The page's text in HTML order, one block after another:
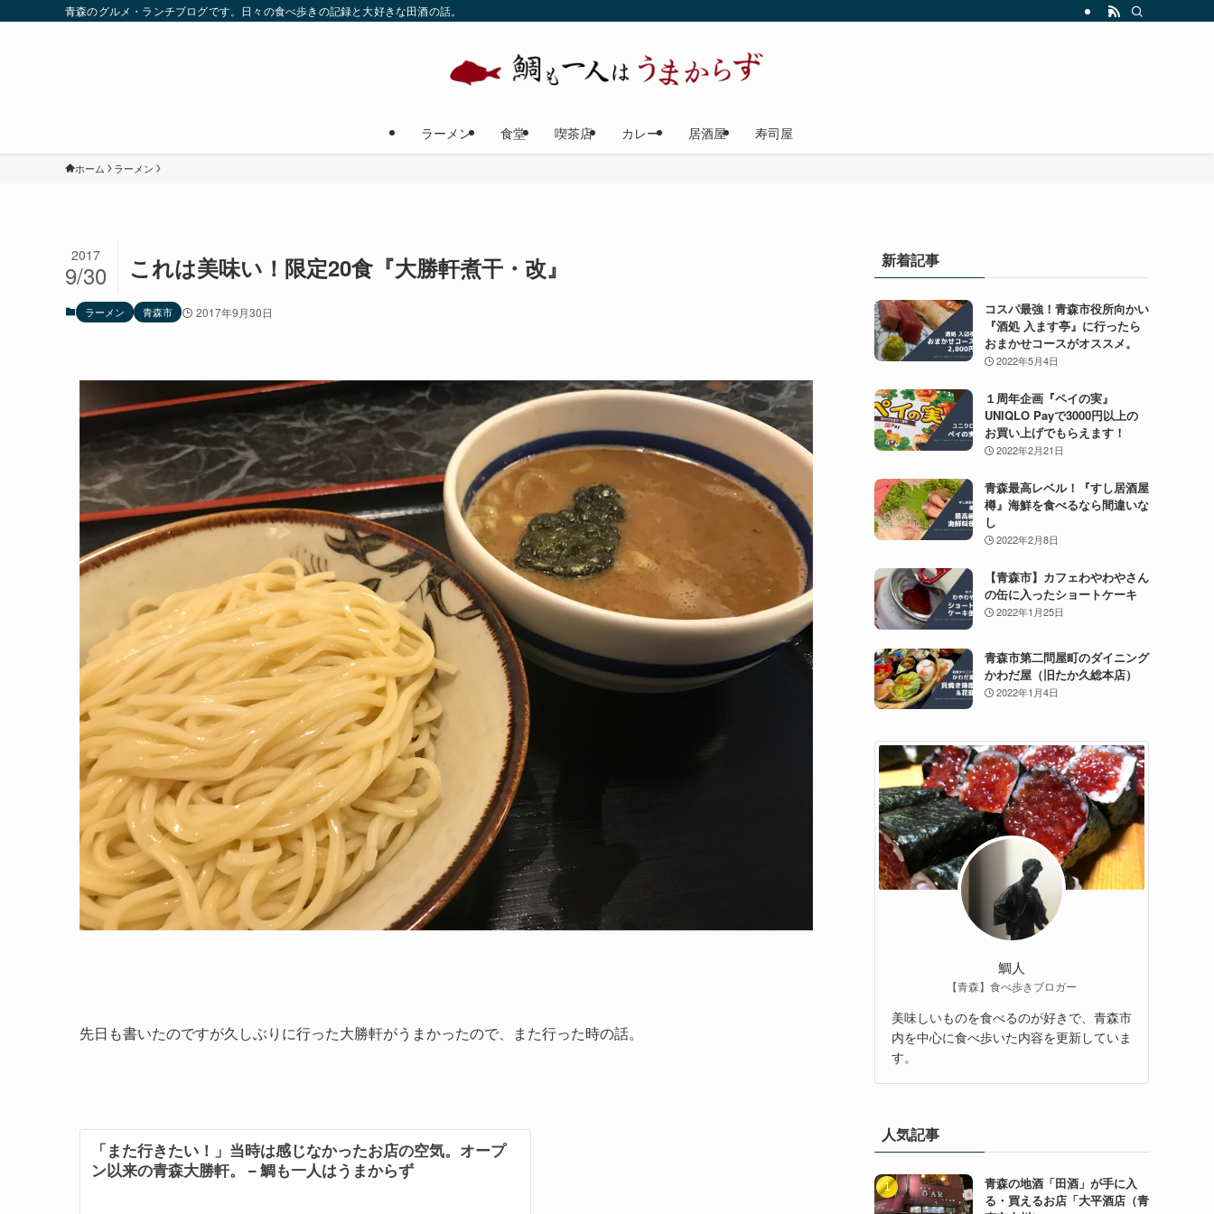
青森のグルメ・ランチブログです。日々の食べ歩きの記録と大好きな田酒の話。
ラーメン 食堂 喫茶店 カレー 居酒屋 寿司屋
ホーム ラーメン
これは美味い！限定20食『大勝軒煮干・改』
2017
9/30
ラーメン 青森市 2017年9月30日
先日も書いたのですが久しぶりに行った大勝軒がうまかったので、また行った時の話。
新着記事
コスパ最強！青森市役所向かい
『酒処 入ます亭』に行ったら
おまかせコースがオススメ。
2022年5月4日
１周年企画『ペイの実』
UNIQLO Payで3000円以上の
お買い上げでもらえます！
2022年2月21日
青森最高レベル！『すし居酒屋
樽』海鮮を食べるなら間違いな
し
2022年2月8日
【青森市】カフェわやわやさん
の缶に入ったショートケーキ
2022年1月25日
青森市第二問屋町のダイニング
かわだ屋（旧たか久総本店）
2022年1月4日
鯛人
【青森】食べ歩きブロガー
美味しいものを食べるのが好きで、青森市
内を中心に食べ歩いた内容を更新していま
す。
人気記事
青森の地酒「田酒」が手に入
る・買えるお店「大平酒店（青